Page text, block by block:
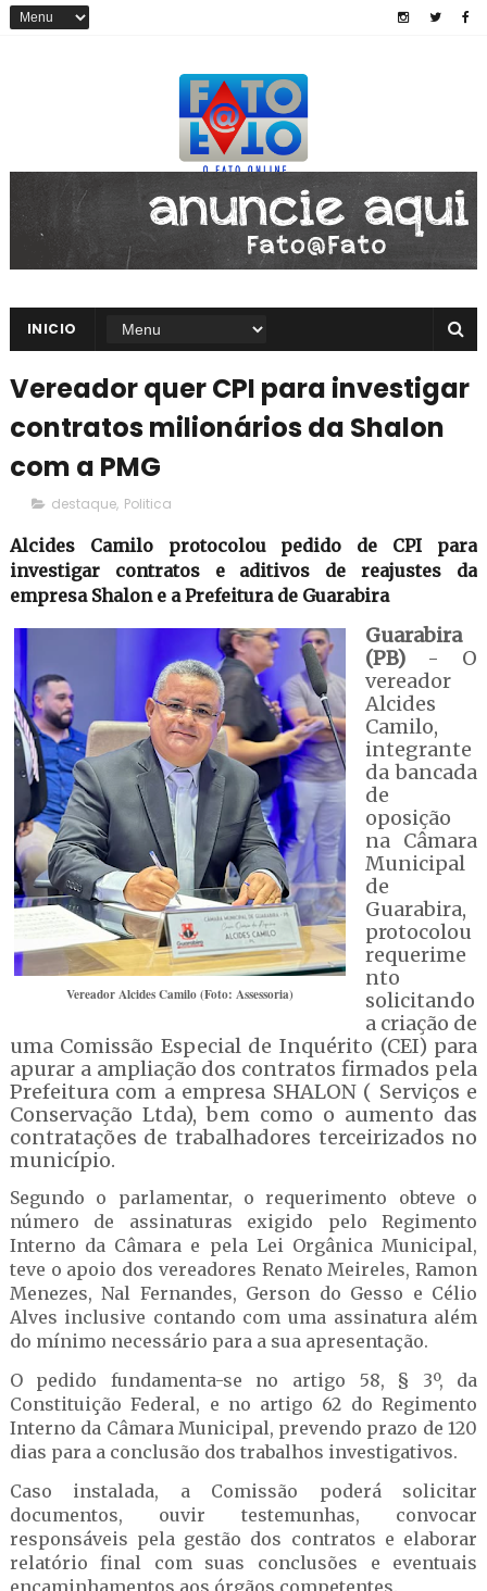
INICIO
Vereador quer CPI para investigar
contratos milionários da Shalon
com a PMG
destaque, Politica
Alcides Camilo protocolou pedido de CPI para
investigar contratos e aditivos de reajustes da
empresa Shalon e a Prefeitura de Guarabira
Vereador Alcides Camilo (Foto: Assessoria)
Guarabira
(PB)- O
vereador
Alcides
Camilo,
integrante
da bancada
de
oposição
na Câmara
Municipal
de
Guarabira,
protocolou
requerime
nto
solicitando
a criação de
uma Comissão Especial de Inquérito (CEI) para
apurar a ampliação dos contratos firmados pela
Prefeitura com a empresa SHALON ( Serviços e
Conservação Ltda), bem como o aumento das
contratações de trabalhadores terceirizados no
município.
Segundo o parlamentar, o requerimento obteve o
número de assinaturas exigido pelo Regimento
Interno da Câmara e pela Lei Orgânica Municipal,
teve o apoio dos vereadores Renato Meireles, Ramon
Menezes, Nal Fernandes, Gerson do Gesso e Célio
Alves inclusive contando com uma assinatura além
do mínimo necessário para a sua apresentação.
O pedido fundamenta-se no artigo 58, § 3º, da
Constituição Federal, e no artigo 62 do Regimento
Interno da Câmara Municipal, prevendo prazo de 120
dias para a conclusão dos trabalhos investigativos.
Caso instalada, a Comissão poderá solicitar
documentos, ouvir testemunhas, convocar
responsáveis pela gestão dos contratos e elaborar
relatório final com suas conclusões e eventuais
encaminhamentos aos órgãos competentes.